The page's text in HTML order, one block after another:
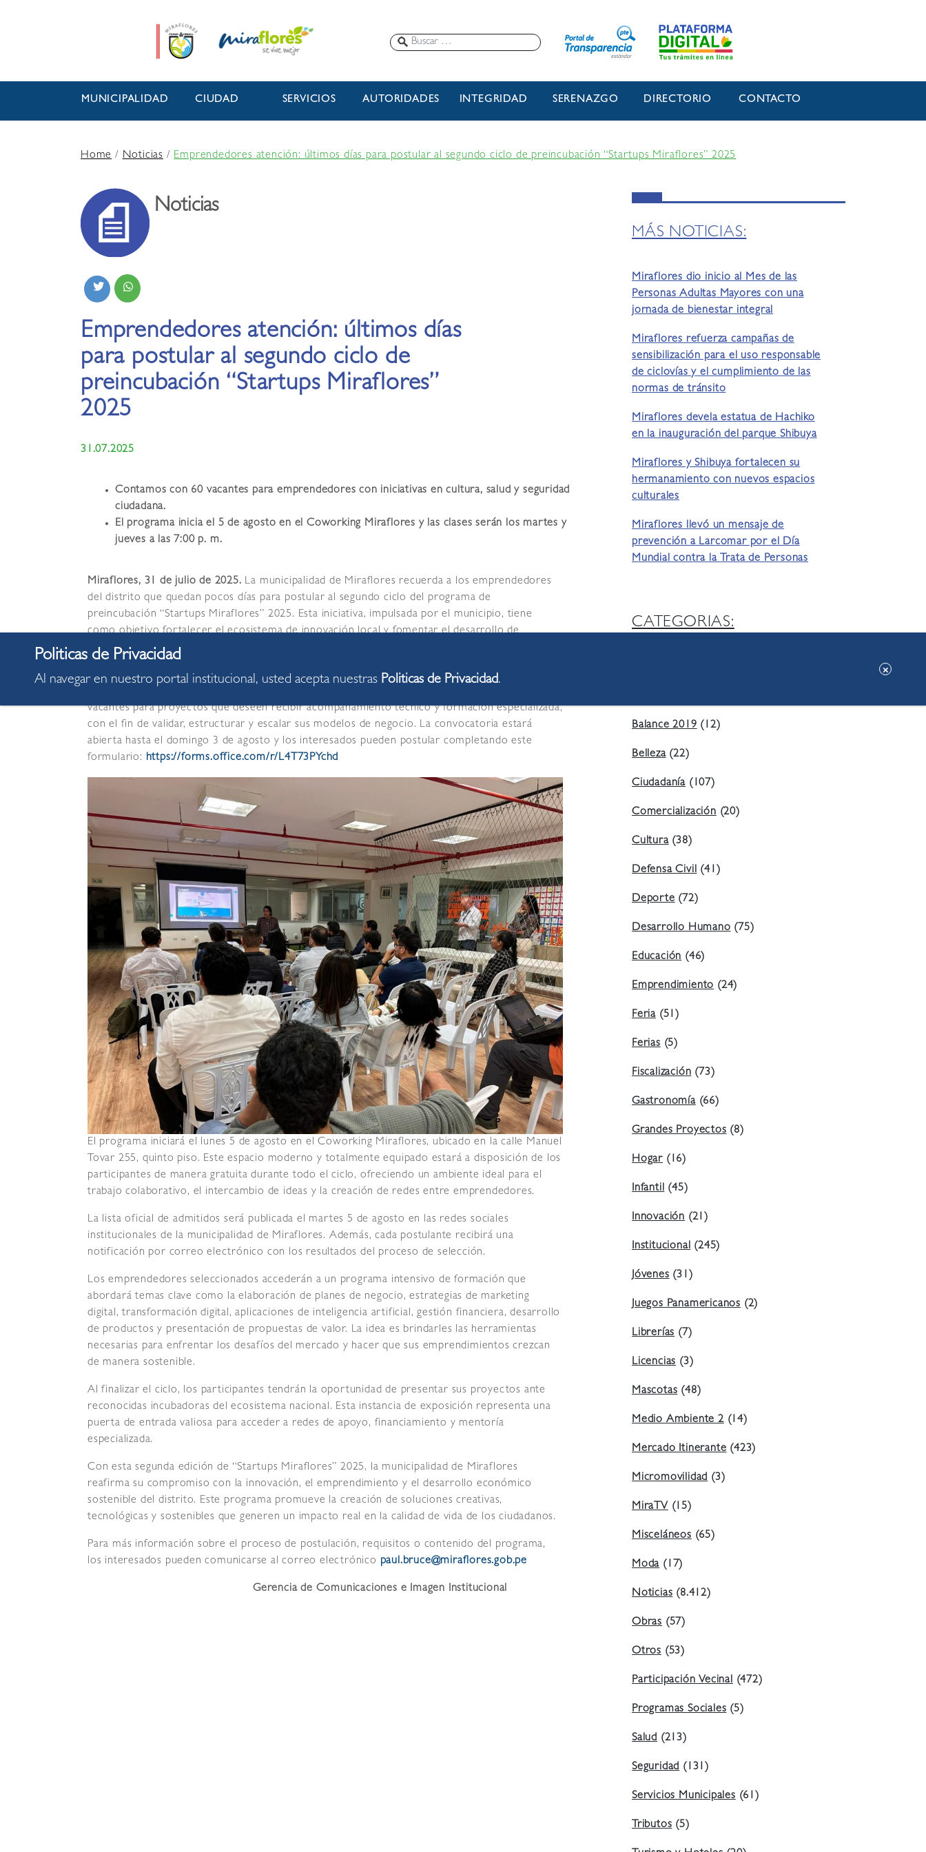
MUNICIPALIDAD CIUDAD SERVICIOS AUTORIDADES INTEGRIDAD SERENAZGO DIRECTORIO CONTACTO
Home/Noticias /Emprendedores atención: últimos días para postular al segundo ciclo de preincubación “Startups Miraflores” 2025
Noticias
Emprendedores atención: últimos días
para postular al segundo ciclo de
preincubación “Startups Miraflores”
2025
31.07.2025
Contamos con 60 vacantes para emprendedores con iniciativas en cultura, salud y seguridad
ciudadana.
El programa inicia el 5 de agosto en el Coworking Miraflores y las clases serán los martes y
jueves a las 7:00 p. m.
Miraflores, 31 de julio de 2025. La municipalidad de Miraflores recuerda a los emprendedores
del distrito que quedan pocos días para postular al segundo ciclo del programa de
preincubación “Startups Miraflores” 2025. Esta iniciativa, impulsada por el municipio, tiene
como objetivo fortalecer el ecosistema de innovación local y fomentar el desarrollo de
emprendimientos con impacto positivo en la comunidad.
El programa está diseñado para apoyar iniciativas en etapa temprana que busquen desarrollarse
vacantes para proyectos que deseen recibir acompañamiento técnico y formación especializada,
con el fin de validar, estructurar y escalar sus modelos de negocio. La convocatoria estará
abierta hasta el domingo 3 de agosto y los interesados pueden postular completando este
formulario: https://forms.office.com/r/L4T73PYchd
El programa iniciará el lunes 5 de agosto en el Coworking Miraflores, ubicado en la calle Manuel
Tovar 255, quinto piso. Este espacio moderno y totalmente equipado estará a disposición de los
participantes de manera gratuita durante todo el ciclo, ofreciendo un ambiente ideal para el
trabajo colaborativo, el intercambio de ideas y la creación de redes entre emprendedores.
La lista oficial de admitidos será publicada el martes 5 de agosto en las redes sociales
institucionales de la municipalidad de Miraflores. Además, cada postulante recibirá una
notificación por correo electrónico con los resultados del proceso de selección.
Los emprendedores seleccionados accederán a un programa intensivo de formación que
abordará temas clave como la elaboración de planes de negocio, estrategias de marketing
digital, transformación digital, aplicaciones de inteligencia artificial, gestión financiera, desarrollo
de productos y presentación de propuestas de valor. La idea es brindarles las herramientas
necesarias para enfrentar los desafíos del mercado y hacer que sus emprendimientos crezcan
de manera sostenible.
Al finalizar el ciclo, los participantes tendrán la oportunidad de presentar sus proyectos ante
reconocidas incubadoras del ecosistema nacional. Esta instancia de exposición representa una
puerta de entrada valiosa para acceder a redes de apoyo, financiamiento y mentoría
especializada.
Con esta segunda edición de “Startups Miraflores” 2025, la municipalidad de Miraflores
reafirma su compromiso con la innovación, el emprendimiento y el desarrollo económico
sostenible del distrito. Este programa promueve la creación de soluciones creativas,
tecnológicas y sostenibles que generen un impacto real en la calidad de vida de los ciudadanos.
Para más información sobre el proceso de postulación, requisitos o contenido del programa,
los interesados pueden comunicarse al correo electrónico paul.bruce@miraflores.gob.pe
Gerencia de Comunicaciones e Imagen Institucional
MÁS NOTICIAS:
Miraflores dio inicio al Mes de las
Personas Adultas Mayores con una
jornada de bienestar integral
Miraflores refuerza campañas de
sensibilización para el uso responsable
de ciclovías y el cumplimiento de las
normas de tránsito
Miraflores devela estatua de Hachiko
en la inauguración del parque Shibuya
Miraflores y Shibuya fortalecen su
hermanamiento con nuevos espacios
culturales
Miraflores llevó un mensaje de
prevención a Larcomar por el Día
Mundial contra la Trata de Personas
CATEGORIAS:
Balance 2019(12)
Belleza(22)
Ciudadanía (107)
Comercialización(20)
Cultura(38)
Defensa Civil(41)
Deporte(72)
Desarrollo Humano(75)
Educación(46)
Emprendimiento(24)
Feria (51)
Ferias(5)
Fiscalización(73)
Gastronomía(66)
Grandes Proyectos(8)
Hogar (16)
Infantil(45)
Innovación (21)
Institucional(245)
Jóvenes(31)
Juegos Panamericanos (2)
Librerías(7)
Licencias(3)
Mascotas(48)
Medio Ambiente 2(14)
Mercado Itinerante(423)
Micromovilidad(3)
MiraTV(15)
Misceláneos(65)
Moda(17)
Noticias(8.412)
Obras (57)
Otros (53)
Participación Vecinal(472)
Programas Sociales(5)
Salud (213)
Seguridad(131)
Servicios Municipales(61)
Tributos(5)
Al navegar en nuestro portal institucional, usted acepta nuestras Politicas de Privacidad.